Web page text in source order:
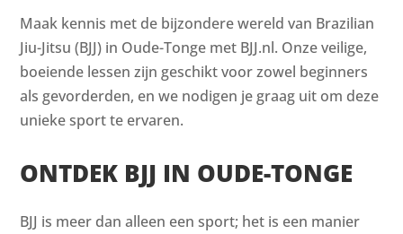
Maak kennis met de bijzondere wereld van Brazilian
Jiu-Jitsu (BJJ) in Oude-Tonge met BJJ.nl. Onze veilige,
boeiende lessen zijn geschikt voor zowel beginners
als gevorderden, en we nodigen je graag uit om deze
unieke sport te ervaren.
ONTDEK BJJ IN OUDE-TONGE
BJJ is meer dan alleen een sport; het is een manier